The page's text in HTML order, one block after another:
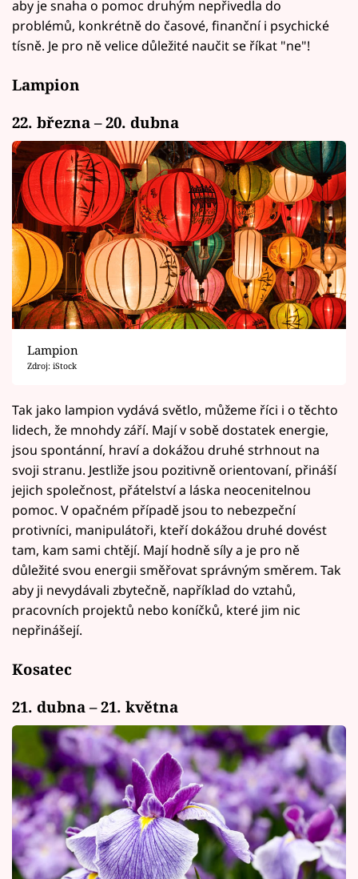
aby je snaha o pomoc druhým nepřivedla do
problémů, konkrétně do časové, finanční i psychické
tísně. Je pro ně velice důležité naučit se říkat "ne"!
Lampion
22. března – 20. dubna
Lampion
Zdroj: iStock
Tak jako lampion vydává světlo, můžeme říci i o těchto
lidech, že mnohdy září. Mají v sobě dostatek energie,
jsou spontánní, hraví a dokážou druhé strhnout na
svoji stranu. Jestliže jsou pozitivně orientovaní, přináší
jejich společnost, přátelství a láska neocenitelnou
pomoc. V opačném případě jsou to nebezpeční
protivníci, manipulátoři, kteří dokážou druhé dovést
tam, kam sami chtějí. Mají hodně síly a je pro ně
důležité svou energii směřovat správným směrem. Tak
aby ji nevydávali zbytečně, například do vztahů,
pracovních projektů nebo koníčků, které jim nic
nepřinášejí.
Kosatec
21. dubna – 21. května